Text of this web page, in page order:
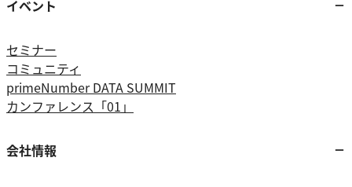
イベント
セミナー
コミュニティ
primeNumber DATA SUMMIT
カンファレンス「01」
会社情報